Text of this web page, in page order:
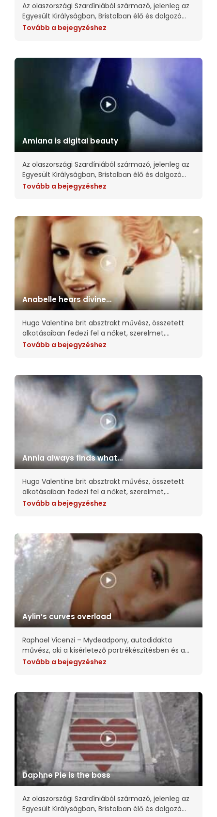
Az olaszországi Szardíniából származó, jelenleg az
Egyesült Királyságban, Bristolban élő és dolgozó
Alberto Seveso a digitális művészeti világ
Tovább a bejegyzéshez
Amiana is digital beauty
Az olaszországi Szardíniából származó, jelenleg az
Egyesült Királyságban, Bristolban élő és dolgozó
Alberto Seveso a digitális művészeti világ
Tovább a bejegyzéshez
Anabelle hears divine
whispers
Hugo Valentine brit absztrakt művész, összetett
alkotásaiban fedezi fel a nőket, szerelmet,
szépséget, a tökéletlenséget és az intimitást.
Tovább a bejegyzéshez
Annia always finds what
she is looking for
Hugo Valentine brit absztrakt művész, összetett
alkotásaiban fedezi fel a nőket, szerelmet,
szépséget, a tökéletlenséget és az intimitást.
Tovább a bejegyzéshez
Aylin’s curves overload
Raphael Vicenzi – Mydeadpony, autodidakta
művész, aki a kísérletező portrékészítésben és a
feltűnő vegyes technikás kollázsmunkákban
alkalommal nézték
Tovább a bejegyzéshez
Daphne Pie is the boss
Az olaszországi Szardíniából származó, jelenleg az
Egyesült Királyságban, Bristolban élő és dolgozó